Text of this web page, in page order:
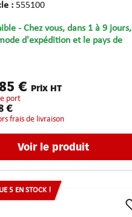
: 555100
- Chez vous, dans 1 à 9 jours,
d'expédition et le pays de
€ Prix HT
port
€
frais de livraison
Voir le produit
5 EN STOCK !